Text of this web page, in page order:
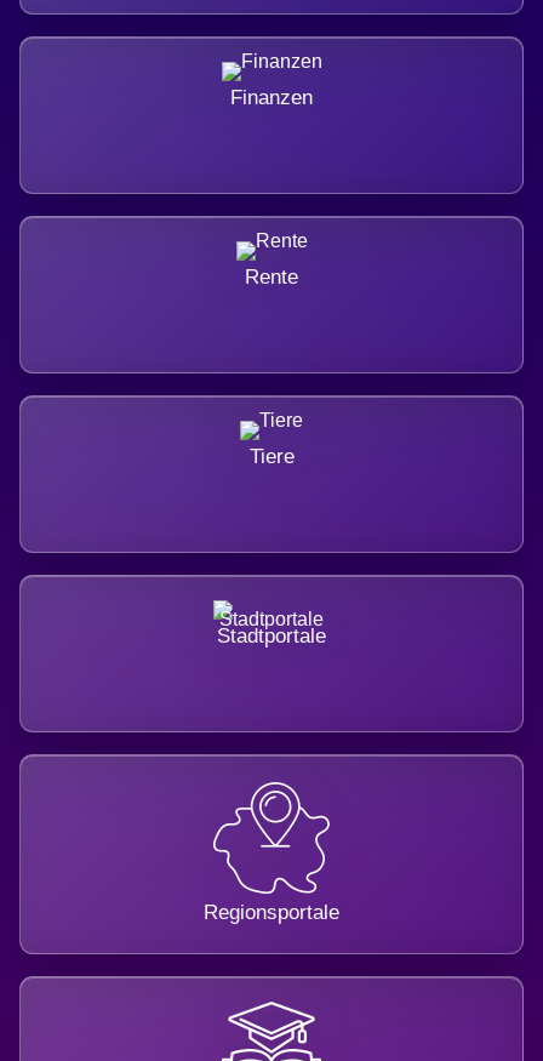
Finanzen
Rente
Tiere
Stadtportale
Regionsportale